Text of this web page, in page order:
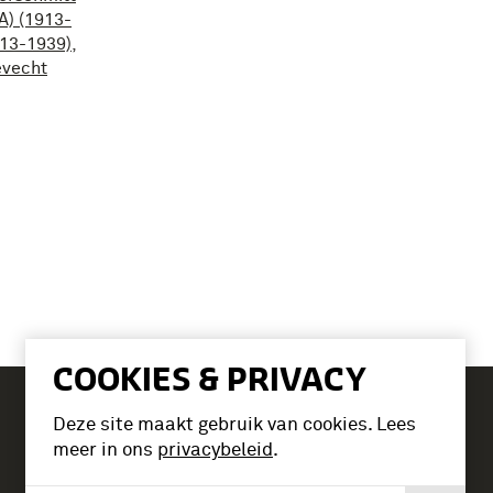
COOKIES & PRIVACY
Deze site maakt gebruik van cookies. Lees
meer in ons privacybeleid.
(1913-
1939)
Tickets